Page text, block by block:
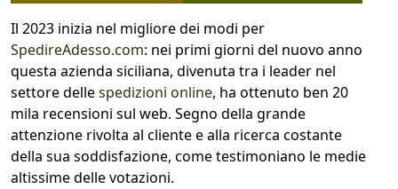
Il 2023 inizia nel migliore dei modi per
SpedireAdesso.com: nei primi giorni del nuovo anno
questa azienda siciliana, divenuta tra i leader nel
settore dellespedizioni online, ha ottenuto ben 20
mila recensioni sul web. Segno della grande
attenzione rivolta al cliente e alla ricerca costante
della sua soddisfazione, come testimoniano le medie
altissime delle votazioni.